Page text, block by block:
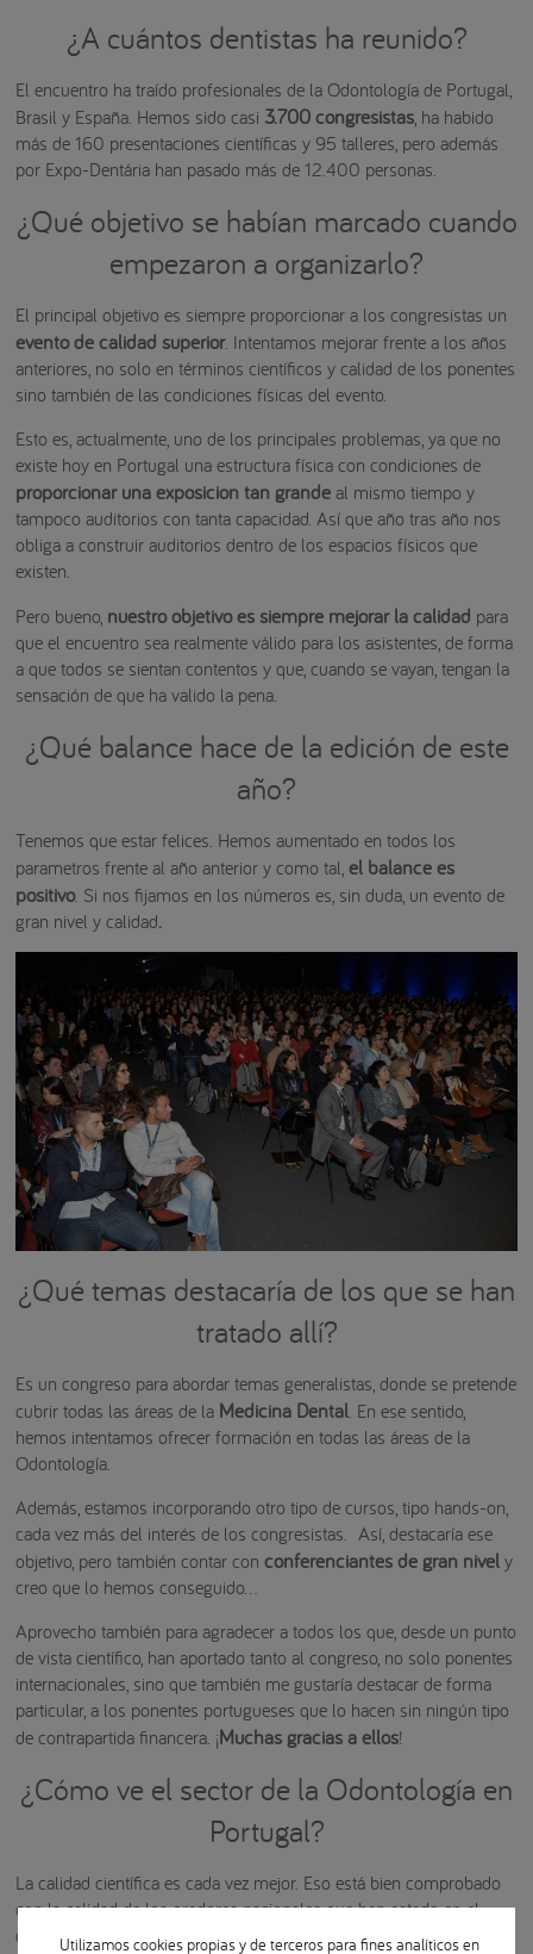
¿A cuántos dentistas ha reunido?
El encuentro ha traído profesionales de la Odontología de Portugal,
Brasil y España. Hemos sido casi 3.700 congresistas, ha habido
más de 160 presentaciones científicas y 95 talleres, pero además
por Expo-Dentária han pasado más de 12.400 personas.
¿Qué objetivo se habían marcado cuando
empezaron a organizarlo?
El principal objetivo es siempre proporcionar a los congresistas un
evento de calidad superior. Intentamos mejorar frente a los años
anteriores, no solo en términos científicos y calidad de los ponentes
sino también de las condiciones físicas del evento.
Esto es, actualmente, uno de los principales problemas, ya que no
existe hoy en Portugal una estructura física con condiciones de
proporcionar una exposicion tan grandeal mismo tiempo y
tampoco auditorios con tanta capacidad. Así que año tras año nos
obliga a construir auditorios dentro de los espacios físicos que
existen.
Pero bueno, nuestro objetivo es siempre mejorar la calidad para
que el encuentro sea realmente válido para los asistentes, de forma
a que todos se sientan contentos y que, cuando se vayan, tengan la
sensación de que ha valido la pena.
¿Qué balance hace de la edición de este
año?
Tenemos que estar felices. Hemos aumentado en todos los
parametros frente al año anterior y como tal, el balance es
positivo. Si nos fijamos en los números es, sin duda, un evento de
gran nivel y calidad.
¿Qué temas destacaría de los que se han
tratado allí?
Es un congreso para abordar temas generalistas, donde se pretende
cubrir todas las áreas de la Medicina Dental. En ese sentido,
hemos intentamos ofrecer formación en todas las áreas de la
Odontología.
Además, estamos incorporando otro tipo de cursos, tipo hands-on,
cada vez más del interés de los congresistas. Así, destacaría ese
objetivo, pero también contar con conferenciantes de gran nively
creo que lo hemos conseguido…
Aprovecho también para agradecer a todos los que, desde un punto
de vista científico, han aportado tanto al congreso, no solo ponentes
internacionales, sino que también me gustaría destacar de forma
particular, a los ponentes portugueses que lo hacen sin ningún tipo
de contrapartida financera. ¡Muchas gracias a ellos!
¿Cómo ve el sector de la Odontología en
Portugal?
La calidad científica es cada vez mejor. Eso está bien comprobado
con la calidad de los oradores nacionales que han estado en el
congreso. El nivel es seguramente altísimo.
Utilizamos cookies propias y de terceros para fines analíticos en